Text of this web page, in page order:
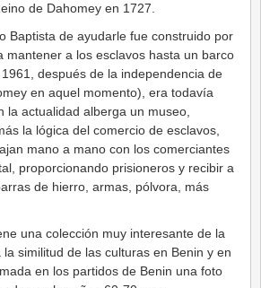
de Dahomey en 1727.
Baptista de ayudarle fue construido por
mantener a los esclavos hasta un barco
después de la independencia de
en aquel momento), era todavía
la actualidad alberga un museo,
la lógica del comercio de esclavos,
mano a mano con los comerciantes
proporcionando prisioneros y recibir a
de hierro, armas, pólvora, más
una colección muy interesante de la
similitud de las culturas en Benin y en
en los partidos de Benin una foto